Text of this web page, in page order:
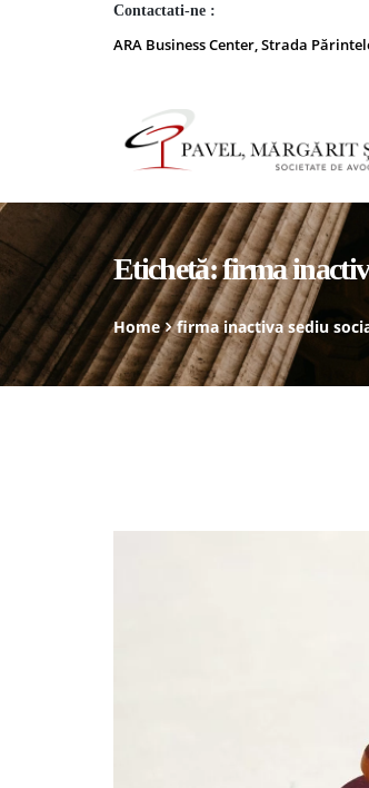
Contactati-ne :
ARA Business Center, Strada
Etichetă:firma
Home firma inactiva sediu